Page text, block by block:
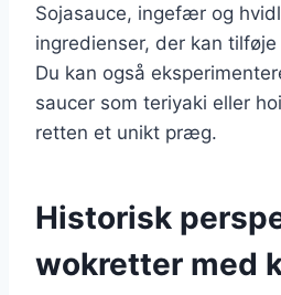
Sojasauce, ingefær og
ingredienser, der kan
Du kan også
saucer som teriyaki eller
retten et unikt præg.
Historisk
wokretter med